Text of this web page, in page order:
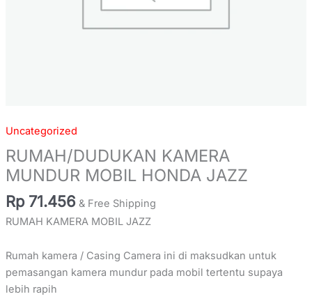
Uncategorized
RUMAH/DUDUKAN KAMERA
MUNDUR MOBIL HONDA JAZZ
Rp 71.456 & Free Shipping
RUMAH KAMERA MOBIL JAZZ
Rumah kamera / Casing Camera ini di maksudkan untuk
pemasangan kamera mundur pada mobil tertentu supaya
lebih rapih